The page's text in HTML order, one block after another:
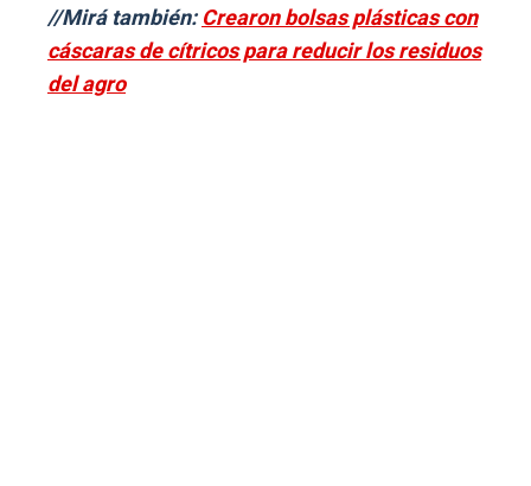
//Mirá también:Crearon bolsas plásticas con
cáscaras de cítricos para reducir los residuos
del agro